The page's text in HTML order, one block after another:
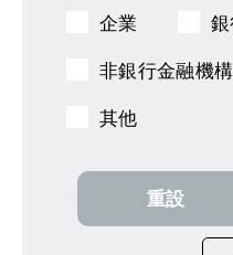
企業
非銀行金融機構
其他
重設